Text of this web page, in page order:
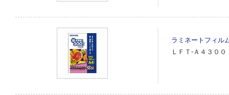
ラミネートフィ
ＬＦＴ‐Ａ４３０